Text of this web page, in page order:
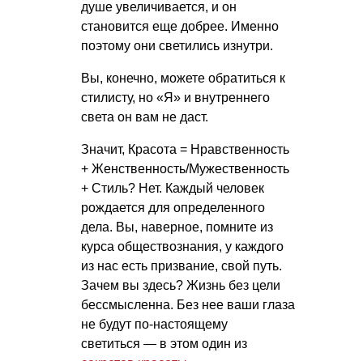
душе увеличивается, и он
становится еще добрее. Именно
поэтому они светились изнутри.
Вы, конечно, можете обратиться к
стилисту, но «Я» и внутреннего
света он вам не даст.
Значит, Красота = Нравственность
+ Женственность/Мужественность
+ Стиль? Нет. Каждый человек
рождается для определенного
дела. Вы, наверное, помните из
курса обществознания, у каждого
из нас есть призвание, свой путь.
Зачем вы здесь? Жизнь без цели
бессмысленна. Без нее ваши глаза
не будут по-настоящему
светиться — в этом один из